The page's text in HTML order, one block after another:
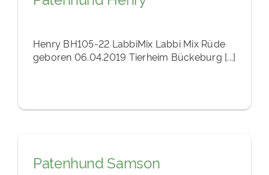
Henry BH105-22 LabbiMix Labbi Mix Rüde
geboren 06.04.2019 Tierheim Bückeburg [...]
Patenhund Samson